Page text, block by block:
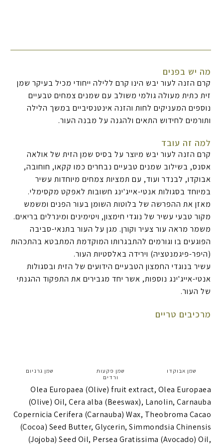
מה יש בפנים
קרם הזנה לעור יבש הינו קרם ללילה ייחודי מכיל בעיקר שמן
זית כתית מעולה גולמי משולב עם שמנים צמחים טבעיים
נוספים המעניקים לחות והזנה אינטנסיביים במשך הלילה
ותורמים לחידוש התאים ולהגנה על מבנה העור.
למה זה עובד
קרם הזנה לעור יבש מיוצר על בסיס שמן הזית של אולאה
אסנס, בשילוב שמנים טבעיים נבחרים כמו קקאו, חוחובה,
אבוקדו, לבנדר ועוד, עם תמציות צמחים מיוחדות עשיר
במיוחד בסגולות אנטי-אייג'ינג חשובות לאפקט מקסימלי.
מאזן את ההפרשה של בלוטות השומן בעור הפנים ומשמש
מקור טבעי עשיר של נוגדי חימצון, ויטימינים ומינרלים בריאים.
משמר מראה עור צעיר וקורן. מגן על העור בתנאי-סביבה
הפוגעים בו וגורמים להתבגרותו המוקדמת המתבטא בהתכהות
(היפר-פיגמנטציה) וירידה באלסטיות העור.
עשיר בנוגדי החמצון הטבעיים הידועים של הזית ובסגולות
אנטי-אייג'ינג נוספות, אשר יחד מגבירים את התפקוד ההגנתי
של העור.
מרכיבים טריים
שמן אבוקדו
שמן פקעות
ורדים
שמן גרניום
Olea Europaea (Olive) fruit extract, Olea Europaea
(Olive) Oil, Cera alba (Beeswax), Lanolin, Carnauba
Copernicia Cerifera (Carnauba) Wax, Theobroma Cacao
(Cocoa) Seed Butter, Glycerin, Simmondsia Chinensis
(Jojoba) Seed Oil, Persea Gratissima (Avocado) Oil,